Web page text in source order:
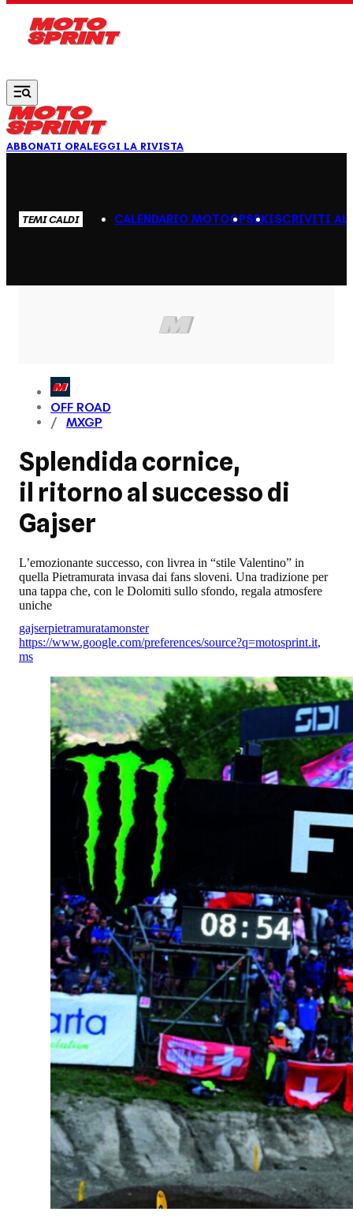
ABBONATI ORALEGGI LA RIVISTA
TEMI CALDI CALENDARIO MOTOGPSBKISCRIVITI AL
OFF ROAD
MXGP
Splendida cornice,
il ritorno al successo di
Gajser
L’emozionante successo, con livrea in “stile Valentino” in
quella Pietramurata invasa dai fans sloveni. Una tradizione per
una tappa che, con le Dolomiti sullo sfondo, regala atmosfere
uniche
gajserpietramuratamonster
https://www.google.com/preferences/source?q=motosprint.it,
ms